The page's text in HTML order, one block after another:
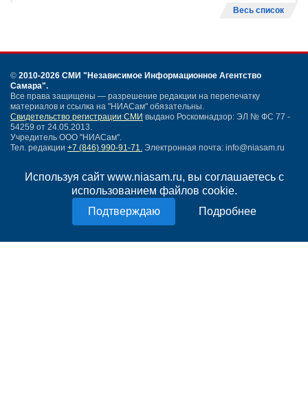
Используя сайт www.niasam.ru, вы соглашаетесь с
использованием файлов cookie.
Подробнее
Весь список
© 2010-2026 СМИ "Независимое Информационное Агентство
Самара".
Все права защищены — разрешение редакции на перепечатку
материалов и ссылка на "НИАСам" обязательны.
Свидетельство регистрации СМИ выдано Роскомнадзор: ЭЛ № ФС 77 -
54259 от 24.05.2013.
Учредитель ООО "НИАСам".
Тел. редакции +7 (846) 990-91-71. Электронная почта: info@niasam.ru
Карта сайта
Нашли ошибку?
Политика конфиденциальности
Согласие на обработку персональных данных